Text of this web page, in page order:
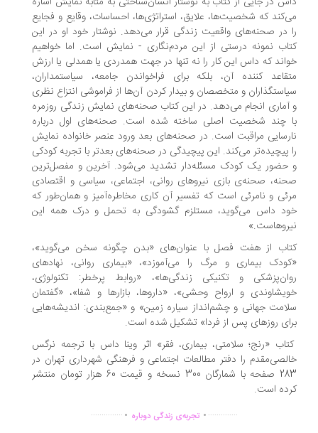
که شخصیت‌ها، علایق، استراتژی‌ها، احساسات، وقایع و فجایع
در صحنه‌های واقعیت زندگی قرار می‌دهد. نوشتار خود او در این
نمونه درستی از این مردم‌نگاری - نمایش است. اما خواهیم
که داس این کار را نه تنها در جهت همدردی یا همدلی یا ارزش
کننده آن، بلکه برای فراخواندن جامعه، سیاستمداران،
و متخصصان و بیدار کردن آن‌ها از فراموشی انتزاع نظری
انجام می‌دهد. در این کتاب صحنه‌های نمایش زندگی روزمره
چند شخصیت اصلی ساخته شده است. صحنه‌های اول درباره
مراقبت است. در صحنه‌های بعد ورود عنصر خانواده نمایش
پیچیده‌تر می‌کند. این پیچیدگی در صحنه‌های بعدتر با تجربه کودکی
یک کودک مسئله‌دار تشدید می‌شود. آخرین و مفصل‌ترین
صحنه‌ی بازی نیروهای روانی، اجتماعی، سیاسی و اقتصادی
و نامرئی است که تفسیر آن کاری مخاطره‌آمیز و همان‌طور که
داس می‌گوید، مستلزم گشودگی به تحمل و درک همه این
از هفت فصل با عنوان‌های «بدن چگونه سخن می‌گوید»،
بیماری و مرگ را می‌آموزد»، «بیماری روانی، نهادهای
و تکنیکی زندگی‌ها»، «روابط پرخطر: تکنولوژی،
و ارواح وحشی»، «داروها، بازارها و شفا»، «گفتمان
جهانی و چشم‌انداز سیاره زمین» و «جمع‌بندی: اندیشه‌هایی
روزهای پس از فردا» تشکیل شده است.
«رنج؛ سلامتی، بیماری، فقر» اثر وینا داس با ترجمه نرگس
را دفتر مطالعات اجتماعی و فرهنگی شهرداری تهران در
283 صفحه با شمارگان 300 نسخه و قیمت 60 هزار تومان منتشر
است.
............... .تجربه‌ی زندگی دوباره ...............